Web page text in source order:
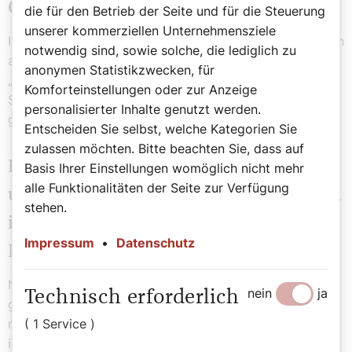
Geburtstag hat?
Ich weiß nicht, wie er sonst Geburtstag feiert. Wir waren
am Vortag bei ihm und haben halbwegs zweistimmig
„Viel Glück und viel Segen“ gesungen und ihm eine
Sachertorte geschenkt. Aber wir haben nicht
gemeinsam gejausnet.
Eine Frage müssen wir stellen, die
unsere Leserinnen und Leser natürlich
interessiert: Gibt es in der Frage Ihre
Nachfolge Neuigkeiten?
Nicht dass ich wüsste. Der Papst hat eine Bemerkung
gemacht, dass er meine Mitarbeit schätzt. Er hat noch
nicht von meinem Nachfolger gesprochen, aber es wird
ihn sicher geben.
die für den Betrieb der Seite und für die Steuerung
unserer kommerziellen Unternehmensziele
notwendig sind, sowie solche, die lediglich zu
anonymen Statistikzwecken, für
Komforteinstellungen oder zur Anzeige
personalisierter Inhalte genutzt werden.
Entscheiden Sie selbst, welche Kategorien Sie
zulassen möchten. Bitte beachten Sie, dass auf
Basis Ihrer Einstellungen womöglich nicht mehr
alle Funktionalitäten der Seite zur Verfügung
stehen.
Impressum • Datenschutz
Technisch erforderlich
( 1 Service )
nein ja